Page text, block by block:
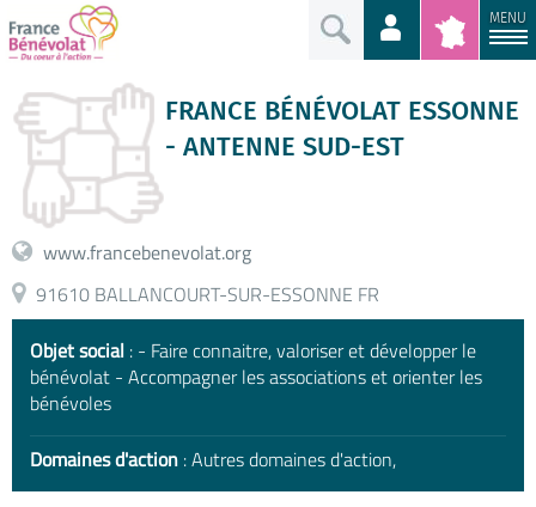
MENU
FRANCE BÉNÉVOLAT ESSONNE
- ANTENNE SUD-EST
www.francebenevolat.org
91610 BALLANCOURT-SUR-ESSONNE FR
Objet social : - Faire connaitre, valoriser et développer le
bénévolat - Accompagner les associations et orienter les
bénévoles
Domaines d'action : Autres domaines d'action,